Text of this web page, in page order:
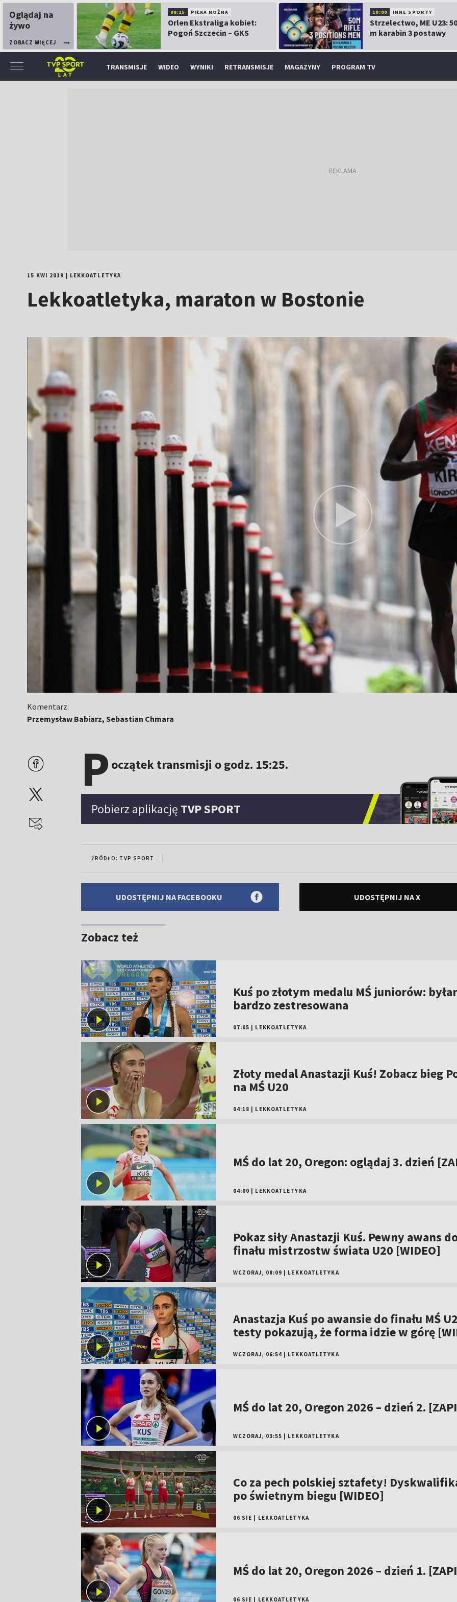
Oglądaj na
żywo
ZOBACZ WIĘCEJ
08:25 PIŁKA NOŻNA
Orlen Ekstraliga kobiet:
Pogoń Szczecin – GKS
10:00 INNE SPORTY
Strzelectwo, ME U23:
m karabin 3 postawy
TRANSMISJE WIDEO WYNIKI RETRANSMISJE MAGAZYNY PROGRAM TV
15 KWI 2019 LEKKOATLETYKA
Lekkoatletyka, maraton w Bostonie
Komentarz:
Przemysław Babiarz, Sebastian Chmara
P oczątek transmisji o godz. 15:25.
Pobierz aplikację TVP SPORT
ŹRÓDŁO: TVP SPORT
UDOSTĘPNIJ NA FACEBOOKU UDOSTĘPNIJ NA X
Zobacz też
Kuś po złotym medalu MŚ juniorów:
bardzo zestresowana
07:05 LEKKOATLETYKA
Złoty medal Anastazji Kuś! Zobacz bieg
na MŚ U20
04:18 LEKKOATLETYKA
MŚ do lat 20, Oregon: oglądaj 3. dzień
04:00 LEKKOATLETYKA
Pokaz siły Anastazji Kuś. Pewny awans
finału mistrzostw świata U20 [WIDEO]
WCZORAJ, 08:09 LEKKOATLETYKA
Anastazja Kuś po awansie do finału MŚ
testy pokazują, że forma idzie w górę
WCZORAJ, 06:54 LEKKOATLETYKA
MŚ do lat 20, Oregon 2026 – dzień 2.
WCZORAJ, 03:55 LEKKOATLETYKA
Co za pech polskiej sztafety!
po świetnym biegu [WIDEO]
06 SIE LEKKOATLETYKA
MŚ do lat 20, Oregon 2026 – dzień 1.
06 SIE LEKKOATLETYKA